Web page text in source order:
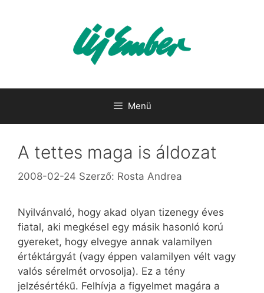
Menü
A tettes maga is áldozat
2008-02-24 Szerző: Rosta Andrea
Nyilvánvaló, hogy akad olyan tizenegy éves
fiatal, aki megkésel egy másik hasonló korú
gyereket, hogy elvegye annak valamilyen
értéktárgyát (vagy éppen valamilyen vélt vagy
valós sérelmét orvosolja). Ez a tény
jelzésértékű. Felhívja a figyelmet magára a